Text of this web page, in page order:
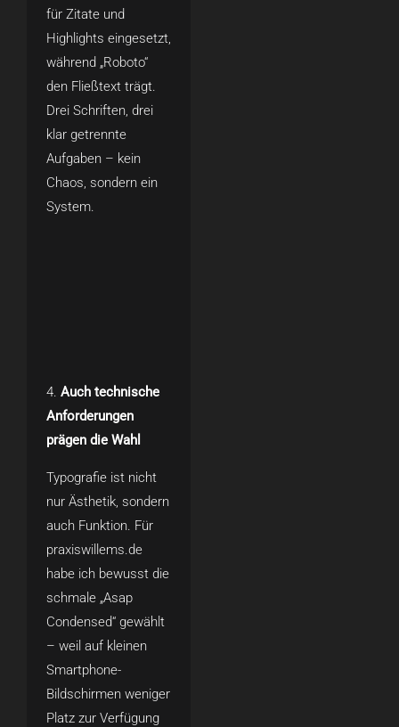
für Zitate und
Highlights eingesetzt,
während „Roboto“
den Fließtext trägt.
Drei Schriften, drei
klar getrennte
Aufgaben – kein
Chaos, sondern ein
System.
Auch technische
Anforderungen
prägen die Wahl
Typografie ist nicht
nur Ästhetik, sondern
auch Funktion. Für
praxiswillems.de
habe ich bewusst die
schmale „Asap
Condensed“ gewählt
– weil auf kleinen
Smartphone-
Bildschirmen weniger
Platz zur Verfügung